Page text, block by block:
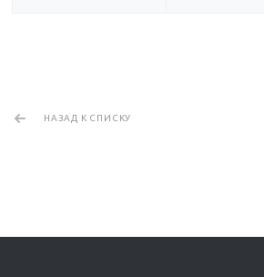
НАЗАД К СПИСКУ